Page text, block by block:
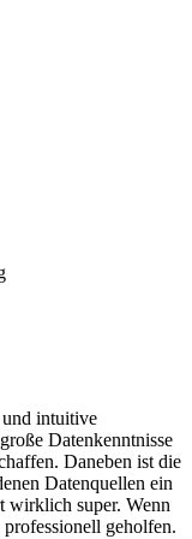
und intuitive
Datenkenntnisse
Daneben ist die
Datenquellen ein
wirklich super. Wenn
geholfen.